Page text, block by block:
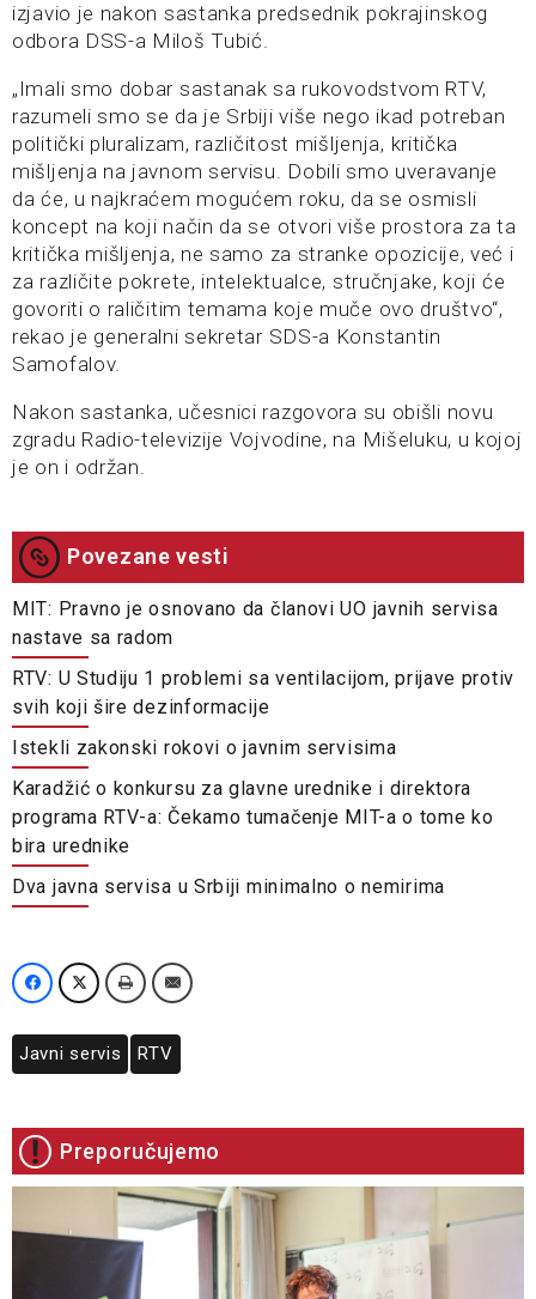
izjavio je nakon sastanka predsednik pokrajinskog
odbora DSS-a Miloš Tubić.
„Imali smo dobar sastanak sa rukovodstvom RTV,
razumeli smo se da je Srbiji više nego ikad potreban
politički pluralizam, različitost mišljenja, kritička
mišljenja na javnom servisu. Dobili smo uveravanje
da će, u najkraćem mogućem roku, da se osmisli
koncept na koji način da se otvori više prostora za ta
kritička mišljenja, ne samo za stranke opozicije, već i
za različite pokrete, intelektualce, stručnjake, koji će
govoriti o raličitim temama koje muče ovo društvo“,
rekao je generalni sekretar SDS-a Konstantin
Samofalov.
Nakon sastanka, učesnici razgovora su obišli novu
zgradu Radio-televizije Vojvodine, na Mišeluku, u kojoj
je on i održan.
Povezane vesti
MIT: Pravno je osnovano da članovi UO javnih servisa
nastave sa radom
RTV: U Studiju 1 problemi sa ventilacijom, prijave protiv
svih koji šire dezinformacije
Istekli zakonski rokovi o javnim servisima
Karadžić o konkursu za glavne urednike i direktora
programa RTV-a: Čekamo tumačenje MIT-a o tome ko
bira urednike
Dva javna servisa u Srbiji minimalno o nemirima
Javni servis RTV
Preporučujemo